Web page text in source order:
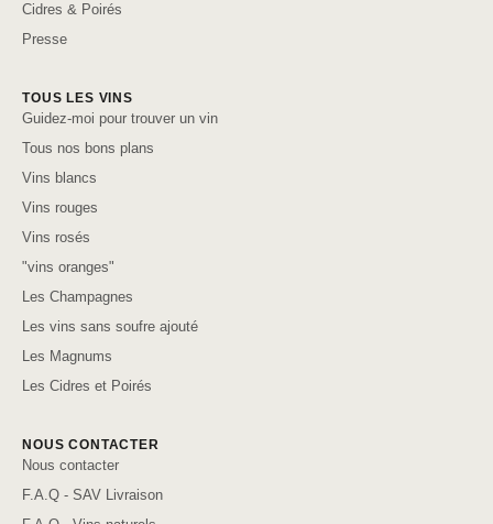
Cidres & Poirés
Presse
TOUS LES VINS
Guidez-moi pour trouver un vin
Tous nos bons plans
Vins blancs
Vins rouges
Vins rosés
"vins oranges"
Les Champagnes
Les vins sans soufre ajouté
Les Magnums
Les Cidres et Poirés
NOUS CONTACTER
Nous contacter
F.A.Q - SAV Livraison